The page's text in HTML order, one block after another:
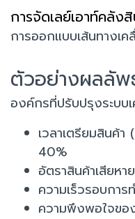
การจัดเลย์เอาท์คลัง
การออกแบบเส้นทางเ
ตัวอย่างผลลัพ
องค์กรที่ปรับปรุงระบบ
เวลาเตรียมสินค้
40%
อัตราสินค้าเสียห
ความเร็วรอบการ
ความพึงพอใจข